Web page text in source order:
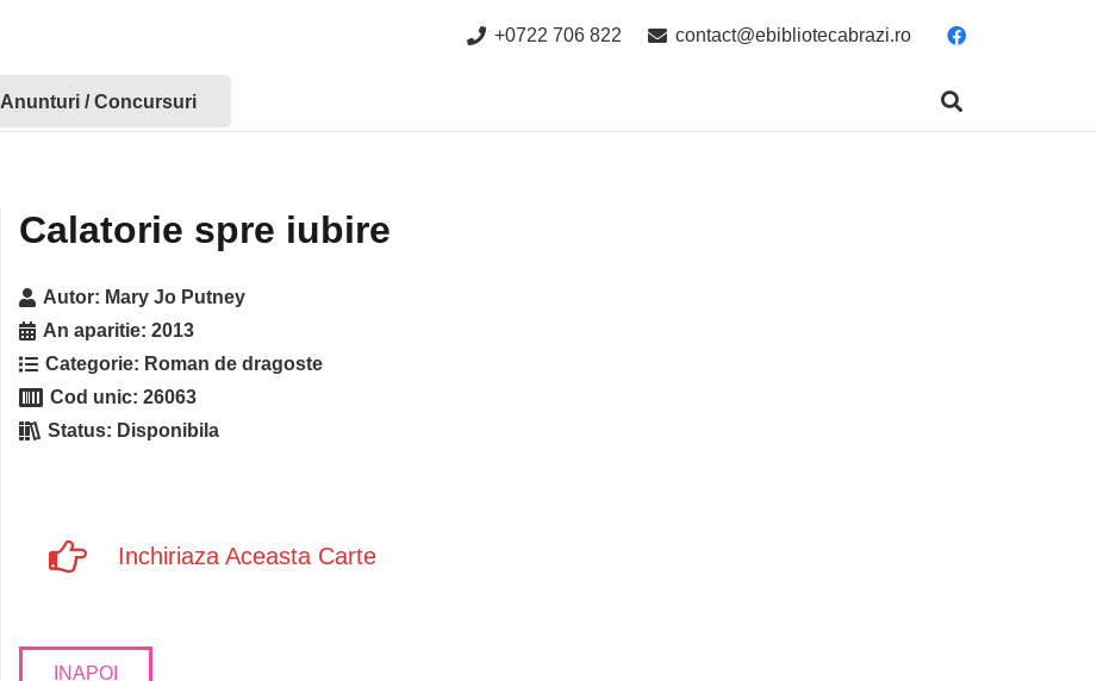
+0722 706 822 contact@ebibliotecabrazi.ro
Anunturi / Concursuri
Calatorie spre iubire
Autor: Mary Jo Putney
An aparitie:2013
Categorie: Roman de dragoste
Cod unic:26063
Status: Disponibila
Inchiriaza Aceasta Carte
INAPOI